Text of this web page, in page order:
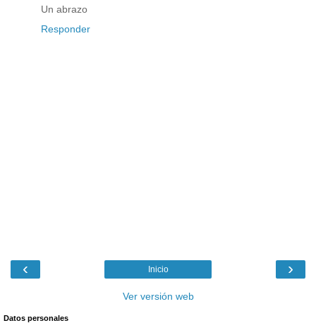
Un abrazo
Responder
‹ ›
Inicio
Ver versión web
Datos personales